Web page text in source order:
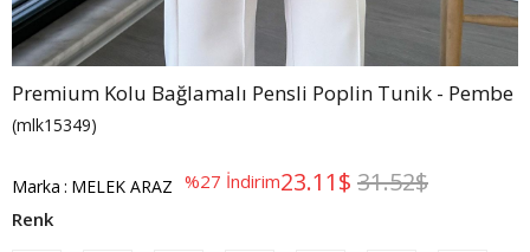
Premium Kolu Bağlamalı Pensli Poplin Tunik - Pembe
(mlk15349)
Marka : MELEK ARAZ %27 İndirim 31.52$
23.11$